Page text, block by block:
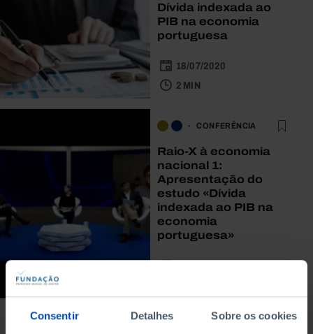
Consentir Detalhes Sobre os cookies
Dívida indexada ao
PIB na economia
portuguesa
18/07/2020
2 MIN
CONFERÊNCIA
Raio-X à economia
nacional 1:
Apresentação do
estudo «Dívida
indexada ao PIB na
economia
portuguesa»